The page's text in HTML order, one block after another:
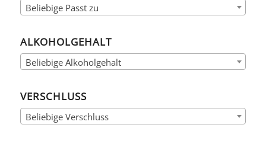
Beliebige Passt zu
ALKOHOLGEHALT
Beliebige Alkoholgehalt
VERSCHLUSS
Beliebige Verschluss